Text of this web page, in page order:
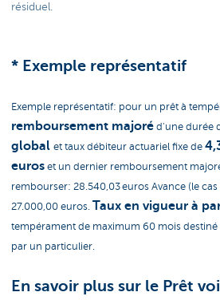
résiduel.
* Exemple représentatif
Exemple représentatif: pour un prêt à
remboursement majoréd'une durée
global et taux débiteur actuariel fixe de
euroset un dernier remboursement
rembourser: 28.540,03 euros Avance (le
27.000,00 euros. Taux en vigueur à
tempérament de maximum 60 mois
par un particulier.
En savoir plus sur le Prêt